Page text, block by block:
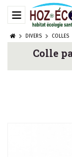
DIVERS COLLES
Colle